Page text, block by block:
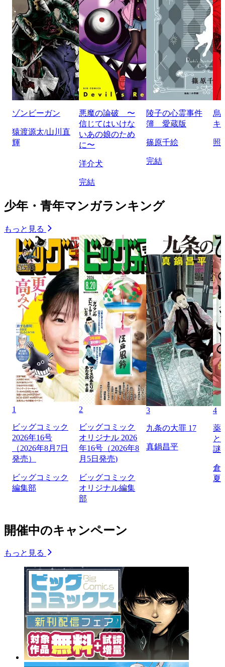
ゾンビーガン
猿渡源太/山川直
輝
悪魔の論破 〜
信じてはいけな
いあの娘のため
に〜
洋介犬
完結
陵子の心霊事件
簿 愛蔵版
篠原千絵
完結
烏
キ
照
少年・青年マンガランキング
もっと見る
1
ビッグコミック
2026年16号
（2026年8月7日
発売）
ビッグコミック
編集部
2
ビッグコミック
オリジナル 2026
年16号（2026年8
月5日発売)
ビッグコミック
オリジナル編集
部
3
九条の大罪 17
真鍋昌平
4
薬
と
謎
倉
夏
開催中のキャンペーン
もっと見る